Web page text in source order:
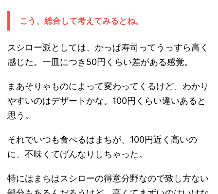
こう、総合して考えてみるとね。
スシロー派としては、かっぱ寿司ってうっすら高く
感じた。一皿につき50円くらい差がある感覚。
まあそりゃものによって変わってくるけど、わかり
やすいのはデザートかな。100円くらい違いあると
思う。
それでいつも食べるはまちが、100円近く高いの
に、不味くてげんなりしちゃった。
特にはまちはスシローの得意分野なので致し方ない